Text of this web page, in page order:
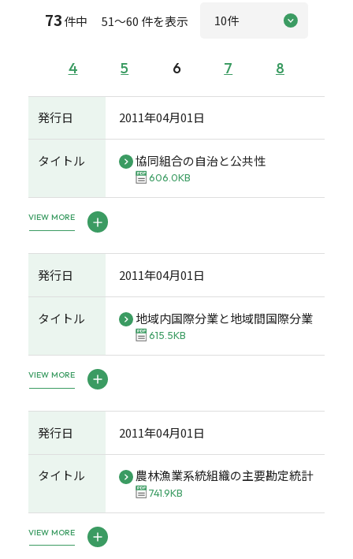
73件中 51～60 件を表示
4 5 6 7 8
発行日 2011年04月01日
タイトル 協同組合の自治と公共性
606.0KB
VIEW MORE
発行日 2011年04月01日
タイトル 地域内国際分業と地域間国際分業
615.5KB
VIEW MORE
発行日 2011年04月01日
タイトル 農林漁業系統組織の主要勘定統計
741.9KB
VIEW MORE